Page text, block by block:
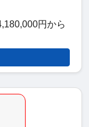
円から